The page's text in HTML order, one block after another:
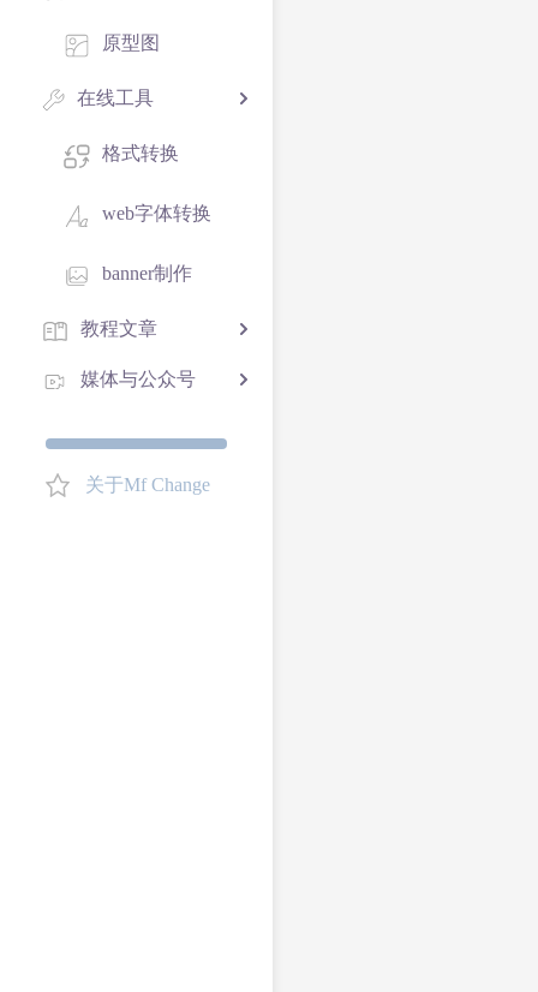
原型图
在线工具
格式转换
web字体转换
banner制作
教程文章
媒体与公众号
关于Mf Change